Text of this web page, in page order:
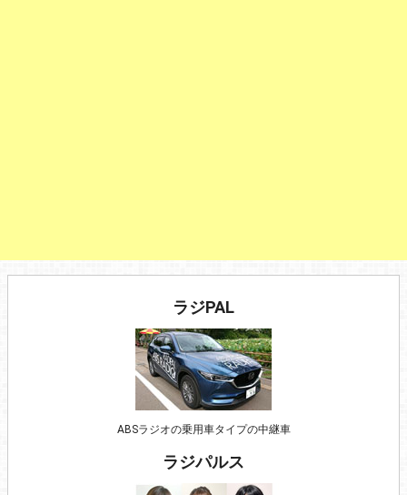
ラジPAL
ABSラジオの乗用車タイプの中継車
ラジパルス